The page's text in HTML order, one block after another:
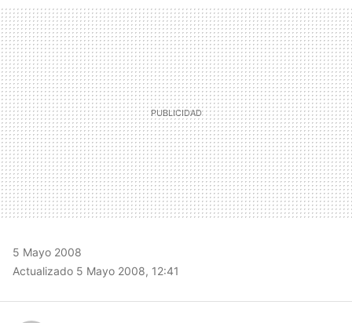
MAIL
5 Mayo 2008
Actualizado 5 Mayo 2008, 12:41